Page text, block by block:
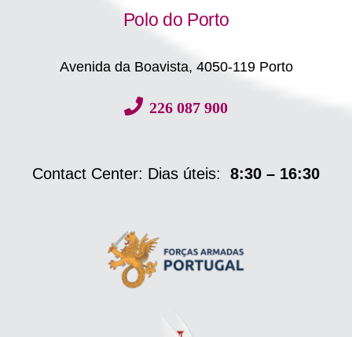
Polo do Porto
Avenida da Boavista, 4050-119 Porto
226 087 900
Contact Center: Dias úteis: 8:30 – 16:30